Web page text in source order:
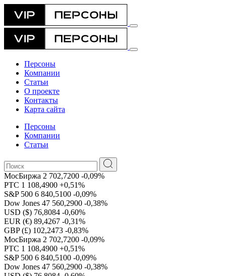
Персоны
Компании
Статьи
О проекте
Контакты
Карта сайта
Персоны
Компании
Статьи
МосБиржа 2 702,7200 -0,09%
РТС 1 108,4900 +0,51%
S&P 500 6 840,5100 -0,09%
Dow Jones 47 560,2900 -0,38%
USD ($) 76,8084 -0,60%
EUR (€) 89,4267 -0,31%
GBP (£) 102,2473 -0,83%
МосБиржа 2 702,7200 -0,09%
РТС 1 108,4900 +0,51%
S&P 500 6 840,5100 -0,09%
Dow Jones 47 560,2900 -0,38%